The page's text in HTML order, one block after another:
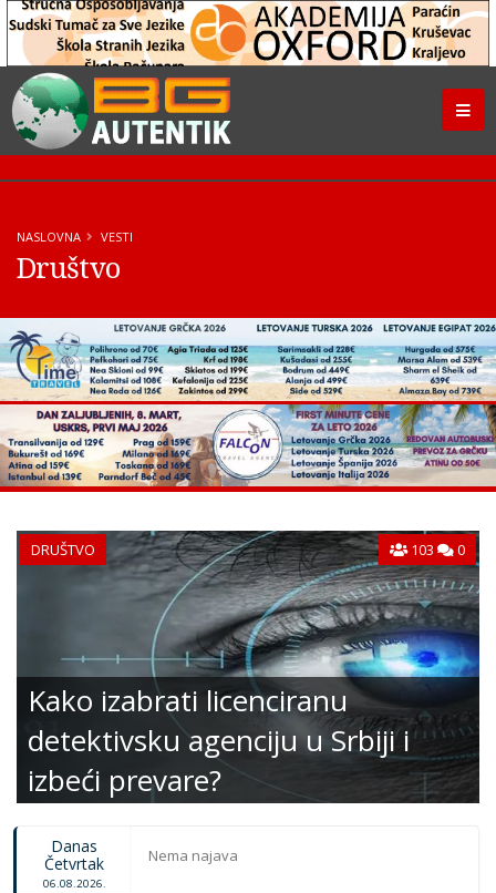
NASLOVNA VESTI
Društvo
DRUŠTVO 103 0
Kako izabrati licenciranu
detektivsku agenciju u Srbiji i
izbeći prevare?
Danas
Četvrtak
06.08.2026.
Nema najava